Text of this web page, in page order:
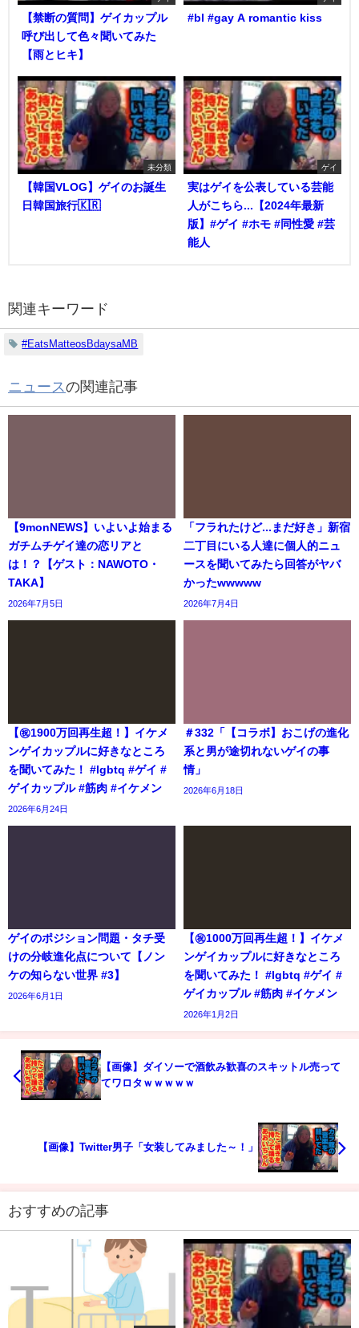
【禁断の質問】ゲイカップル
呼び出して色々聞いてみた
【雨とヒキ】
#bl #gay A romantic kiss
未分類
【韓国VLOG】ゲイのお誕生
日韓国旅行🇰🇷
ゲイ
実はゲイを公表している芸能
人がこちら...【2024年最新
版】#ゲイ #ホモ #同性愛 #芸
能人
関連キーワード
#EatsMatteosBdaysaMB
ニュースの関連記事
【9monNEWS】いよいよ始まる
ガチムチゲイ達の恋リアと
は！？【ゲスト：NAWOTO・
TAKA】
2026年7月5日
「フラれたけど...まだ好き」新宿
二丁目にいる人達に個人的ニュ
ースを聞いてみたら回答がヤバ
かったwwwww
2026年7月4日
【㊗️1900万回再生超！】イケメ
ンゲイカップルに好きなところ
を聞いてみた！ #lgbtq #ゲイ #
ゲイカップル #筋肉 #イケメン
2026年6月24日
＃332「【コラボ】おこげの進化
系と男が途切れないゲイの事
情」
2026年6月18日
ゲイのポジション問題・タチ受
けの分岐進化点について【ノン
ケの知らない世界 #3】
2026年6月1日
【㊗️1000万回再生超！】イケメ
ンゲイカップルに好きなところ
を聞いてみた！ #lgbtq #ゲイ #
ゲイカップル #筋肉 #イケメン
2026年1月2日
【画像】ダイソーで酒飲み歓喜のスキットル売って
てワロタｗｗｗｗｗ
【画像】Twitter男子「女装してみました～！」
おすすめの記事